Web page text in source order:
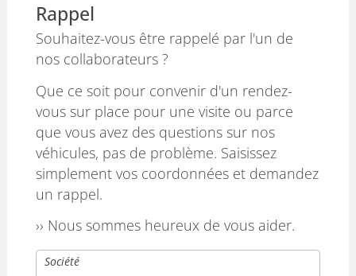
Rappel
Souhaitez-vous être rappelé par l'un de
nos collaborateurs ?
Que ce soit pour convenir d'un rendez-
vous sur place pour une visite ou parce
que vous avez des questions sur nos
véhicules, pas de problème. Saisissez
simplement vos coordonnées et demandez
un rappel.
›› Nous sommes heureux de vous aider.
Société